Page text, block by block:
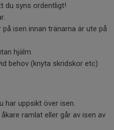
du syns ordentligt!
isen innan tränarna är ute på
hjälm.
behov (knyta skridskor etc)
har uppsikt över isen.
ramlat eller går av isen av